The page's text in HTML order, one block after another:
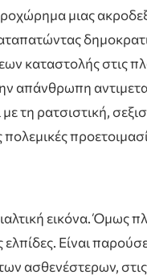
μιας
στις
απάνθρωπη
τη ρατσιστική,
πολεμικές
εικόνα. Όμως
ελπίδες. Είναι
ασθενέστερων,